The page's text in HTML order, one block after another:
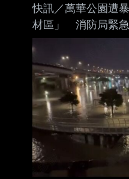
快訊／萬華公園遭
材區」 消防局緊
https://bit.ly/
台北報導 台北市萬
日晚間發生民眾受
水河水 位暴漲，淹
遊樂器材區。消防
救 援即時，3人均
區 3人困遊樂器材
https://
困遊樂器材區。（